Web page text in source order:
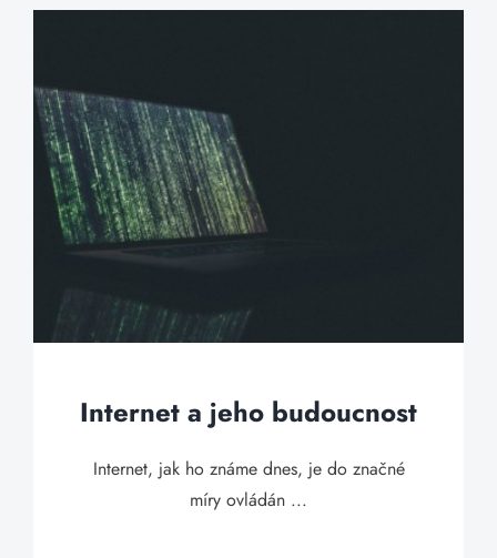
Internet a jeho budoucnost
Internet, jak ho známe dnes, je do značné
míry ovládán ...